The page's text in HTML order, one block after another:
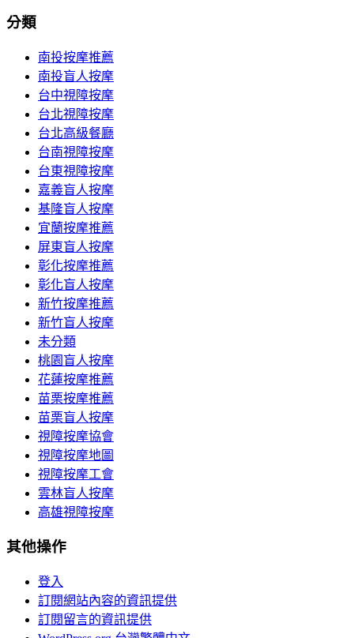
分類
南投按摩推薦
南投盲人按摩
台中視障按摩
台北視障按摩
台北高級餐廳
台南視障按摩
台東視障按摩
嘉義盲人按摩
基隆盲人按摩
宜蘭按摩推薦
屏東盲人按摩
彰化按摩推薦
彰化盲人按摩
新竹按摩推薦
新竹盲人按摩
未分類
桃園盲人按摩
花蓮按摩推薦
苗栗按摩推薦
苗栗盲人按摩
視障按摩協會
視障按摩地圖
視障按摩工會
雲林盲人按摩
高雄視障按摩
其他操作
登入
訂閱網站內容的資訊提供
訂閱留言的資訊提供